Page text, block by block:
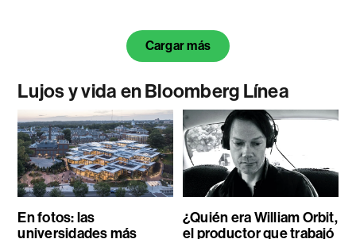
Cargar más
Lujos y vida en Bloomberg Línea
En fotos: las
universidades más
¿Quién era William Orbit,
el productor que trabajó